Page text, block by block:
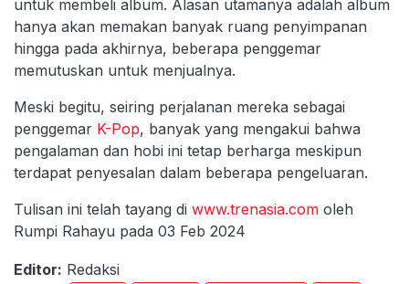
untuk membeli album. Alasan utamanya adalah album
hanya akan memakan banyak ruang penyimpanan
hingga pada akhirnya, beberapa penggemar
memutuskan untuk menjualnya.
Meski begitu, seiring perjalanan mereka sebagai
penggemar K-Pop, banyak yang mengakui bahwa
pengalaman dan hobi ini tetap berharga meskipun
terdapat penyesalan dalam beberapa pengeluaran.
Tulisan ini telah tayang di www.trenasia.com oleh
Rumpi Rahayu pada 03 Feb 2024
Editor: Redaksi